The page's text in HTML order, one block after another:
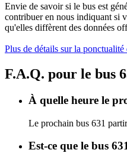
Envie de savoir si le bus est
contribuer en nous indiquant si
qu'elles diffèrent des données
Plus de détails sur la ponctualité
F.A.Q. pour le bus
À quelle heure le
Le prochain bus 631
Est-ce que le bus